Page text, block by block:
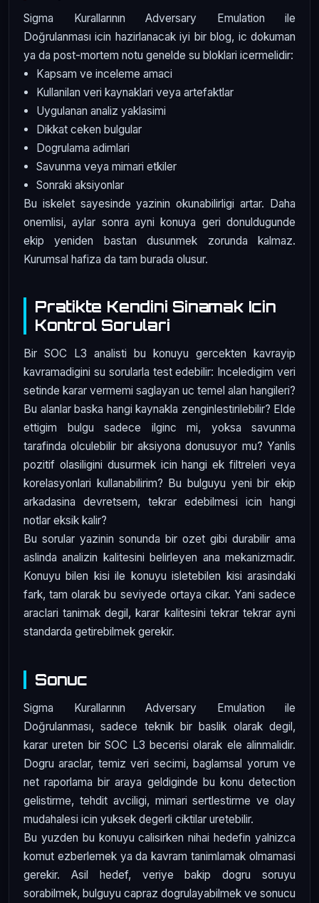
Sigma Kurallarının Adversary Emulation ile
Doğrulanması icin hazirlanacak iyi bir blog, ic dokuman
ya da post-mortem notu genelde su bloklari icermelidir:
Kapsam ve inceleme amaci
Kullanilan veri kaynaklari veya artefaktlar
Uygulanan analiz yaklasimi
Dikkat ceken bulgular
Dogrulama adimlari
Savunma veya mimari etkiler
Sonraki aksiyonlar
Bu iskelet sayesinde yazinin okunabilirligi artar. Daha
onemlisi, aylar sonra ayni konuya geri donuldugunde
ekip yeniden bastan dusunmek zorunda kalmaz.
Kurumsal hafiza da tam burada olusur.
Pratikte Kendini Sinamak Icin
Kontrol Sorulari
Bir SOC L3 analisti bu konuyu gercekten kavrayip
kavramadigini su sorularla test edebilir: Inceledigim veri
setinde karar vermemi saglayan uc temel alan hangileri?
Bu alanlar baska hangi kaynakla zenginlestirilebilir? Elde
ettigim bulgu sadece ilginc mi, yoksa savunma
tarafinda olculebilir bir aksiyona donusuyor mu? Yanlis
pozitif olasiligini dusurmek icin hangi ek filtreleri veya
korelasyonlari kullanabilirim? Bu bulguyu yeni bir ekip
arkadasina devretsem, tekrar edebilmesi icin hangi
notlar eksik kalir?
Bu sorular yazinin sonunda bir ozet gibi durabilir ama
aslinda analizin kalitesini belirleyen ana mekanizmadir.
Konuyu bilen kisi ile konuyu isletebilen kisi arasindaki
fark, tam olarak bu seviyede ortaya cikar. Yani sadece
araclari tanimak degil, karar kalitesini tekrar tekrar ayni
standarda getirebilmek gerekir.
Sonuc
Sigma Kurallarının Adversary Emulation ile
Doğrulanması, sadece teknik bir baslik olarak degil,
karar ureten bir SOC L3 becerisi olarak ele alinmalidir.
Dogru araclar, temiz veri secimi, baglamsal yorum ve
net raporlama bir araya geldiginde bu konu detection
gelistirme, tehdit avciligi, mimari sertlestirme ve olay
mudahalesi icin yuksek degerli ciktilar uretebilir.
Bu yuzden bu konuyu calisirken nihai hedefin yalnizca
komut ezberlemek ya da kavram tanimlamak olmamasi
gerekir. Asil hedef, veriye bakip dogru soruyu
sorabilmek, bulguyu capraz dogrulayabilmek ve sonucu